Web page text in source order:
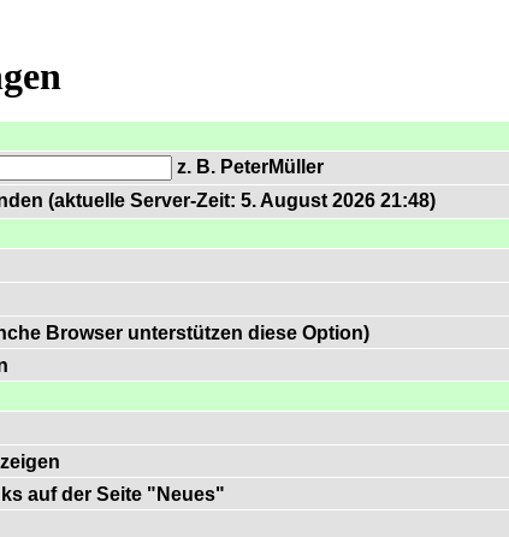
z. B. PeterMüller
(aktuelle Server-Zeit: 5. August 2026 21:48)
Browser unterstützen diese Option)
auf der Seite "Neues"